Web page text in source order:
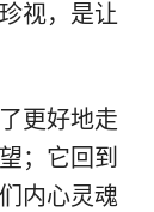
视，是让
更好地走
；它回到
内心灵魂